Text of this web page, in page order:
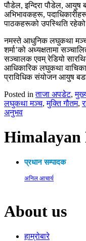
पौडेल, इन्दिरा पौडेल,
अभिभावकहरू,
पाठकहरूको उपस्थिति रहेको
नमस्ते आधुनिक लघुकथा
शर्मा’को अध्यक्षतामा
सञ्चालक एवम् रेडियो
आधिकारिक लघुकथा वाचिका
प्राविधिक संयोजन आयुष
Posted inताजा अपडेट,
लघुकथा मञ्च,मुक्ति गौतम,
अनुभव
Himalayan
प्रधान सम्पादक
अनिल आचार्य
About us
हाम्रोबारे